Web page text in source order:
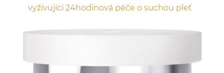
vyživující 24hodinová péče o suchou pleť